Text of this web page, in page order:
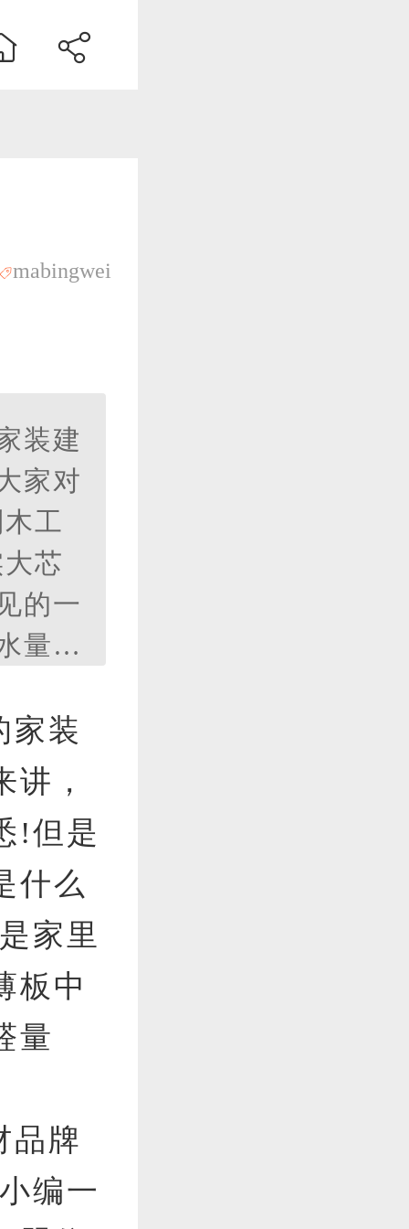
mabingwei
装建
家对
工
芯
的一
量比
家装
，
!但是
什么
家里
板中
量
品牌
编一